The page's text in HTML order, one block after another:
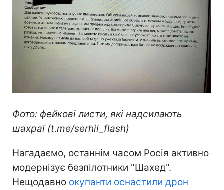
Фото: фейкові листи, які надсилають
шахраї (t.me/serhii_flash)
Нагадаємо, останнім часом Росія активно
модернізує безпілотники "Шахед".
Нещодавно окупанти оснастили дрон